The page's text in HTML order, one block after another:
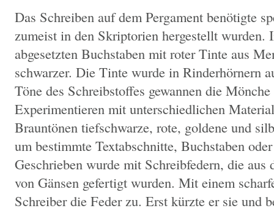
Das Schreiben auf dem Pergament benötigte
zumeist in den Skriptorien hergestellt wurden.
abgesetzten Buchstaben mit roter Tinte aus
schwarzer. Die Tinte wurde in Rinderhörnern
Töne des Schreibstoffes gewannen die
Experimentieren mit unterschiedlichen
Brauntönen tiefschwarze, rote, goldene und
um bestimmte Textabschnitte, Buchstaben
Geschrieben wurde mit Schreibfedern, die aus
von Gänsen gefertigt wurden. Mit einem
Schreiber die Feder zu. Erst kürzte er sie und